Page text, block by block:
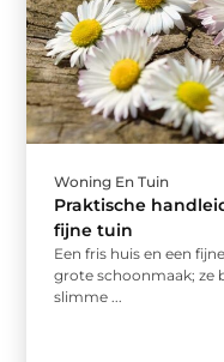
Woning En Tuin
Praktische
fijne tuin
Een fris huis en een
grote schoonmaak; ze
slimme ...